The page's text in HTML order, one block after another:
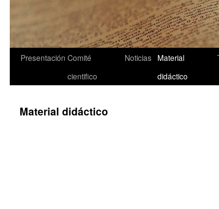
Presentación Comité
cientifico
Noticias
Material
didáctico
Material didáctico